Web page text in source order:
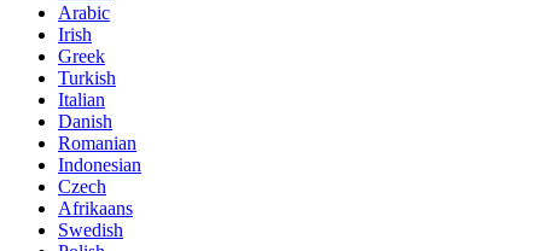
Arabic
Irish
Greek
Turkish
Italian
Danish
Romanian
Indonesian
Czech
Afrikaans
Swedish